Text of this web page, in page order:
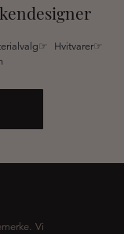
Hvitvarer☞
Vi